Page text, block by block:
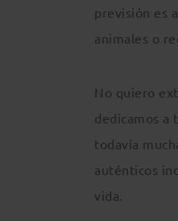
previsión es
animales o
No quiero
dedicamos a
todavía
auténticos
vida.